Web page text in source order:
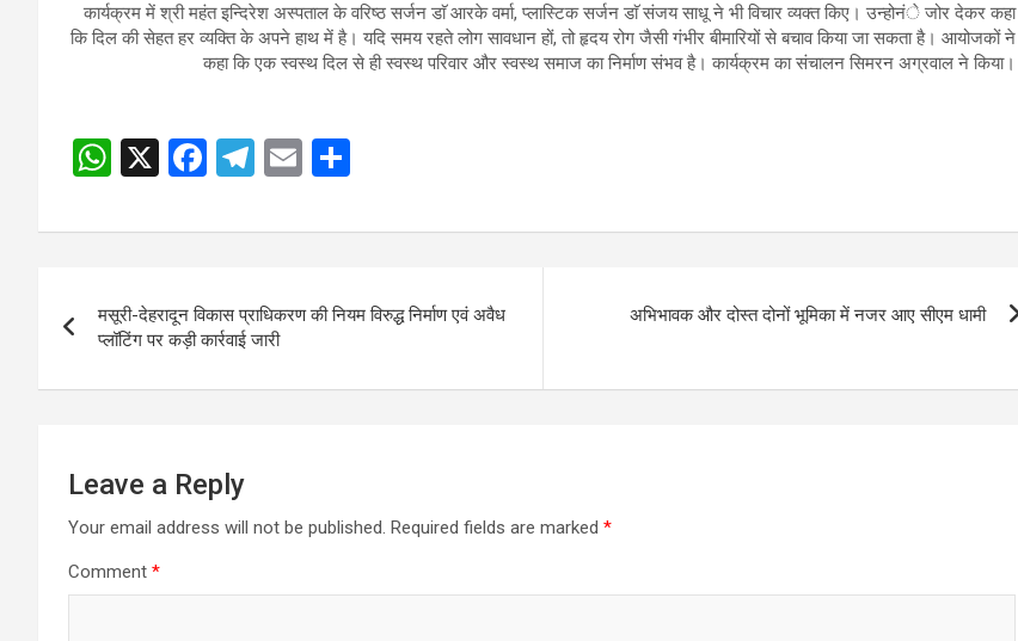
कार्यक्रम में श्री महंत इन्दिरेश अस्पताल के वरिष्ठ सर्जन डाॅ आरके वर्मा, प्लास्टिक सर्जन डाॅ संजय साधू ने भी विचार व्यक्त किए। उन्होनंे जोर देकर कहा
कि दिल की सेहत हर व्यक्ति के अपने हाथ में है। यदि समय रहते लोग सावधान हों, तो हृदय रोग जैसी गंभीर बीमारियों से बचाव किया जा सकता है। आयोजकों ने
कहा कि एक स्वस्थ दिल से ही स्वस्थ परिवार और स्वस्थ समाज का निर्माण संभव है। कार्यक्रम का संचालन सिमरन अग्रवाल ने किया।
W
at
A
p
p
X
F
ce
o
o
k
T
e
a
m
E
ail ar
navigation
मसूरी-देहरादून विकास प्राधिकरण की नियम विरुद्ध निर्माण एवं अवैध
प्लॉटिंग पर कड़ी कार्रवाई जारी
अभिभावक और दोस्त दोनों भूमिका में नजर आए सीएम धामी
Leave a Reply
Your email address will not be published. Required fields are marked *
Comment *